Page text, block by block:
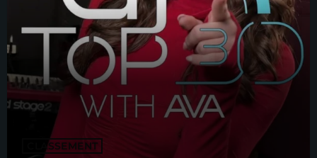
CLASSEMENT